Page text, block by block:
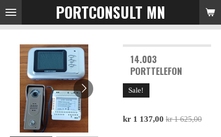
Gå
til
PORTCONSULT MN
14.003
PORTTELEFON
Sale!
kr 1 137,00 kr 1 625,00